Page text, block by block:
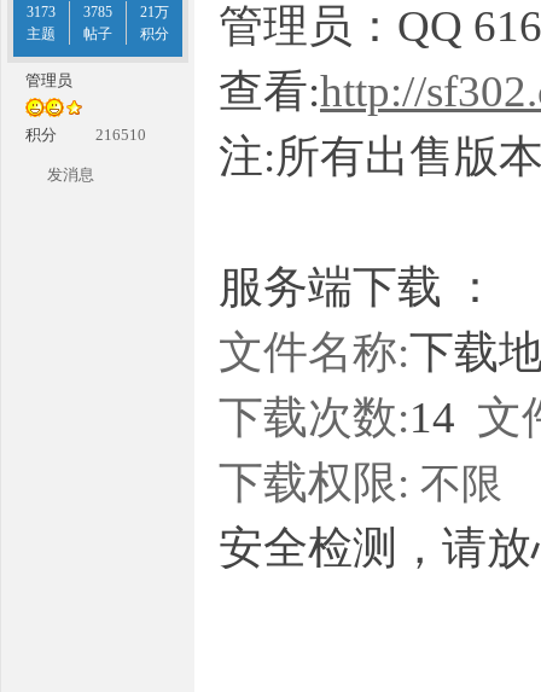
3173
主题
3785
帖子
21万
积分
管理员
积分 216510
发消息
管理员：QQ
查看:http://
注:所有出售版
服务端下载 ：
文件名称:下载
下载次数:14 文
下载权限: 不限
安全检测，请